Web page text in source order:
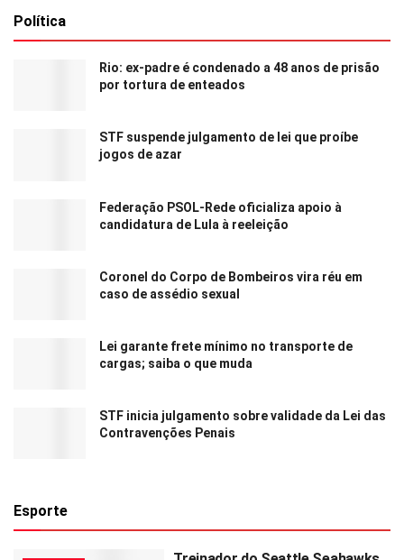
Política
Rio: ex-padre é condenado a 48 anos de prisão
por tortura de enteados
STF suspende julgamento de lei que proíbe
jogos de azar
Federação PSOL-Rede oficializa apoio à
candidatura de Lula à reeleição
Coronel do Corpo de Bombeiros vira réu em
caso de assédio sexual
Lei garante frete mínimo no transporte de
cargas; saiba o que muda
STF inicia julgamento sobre validade da Lei das
Contravenções Penais
Esporte